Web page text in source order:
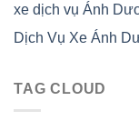
xe dịch vụ Ánh
Dịch Vụ Xe Ánh
TAG CLOUD